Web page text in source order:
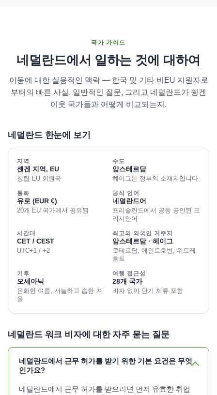
국가 가이드
네덜란드에서 일하는 것에 대하여
이동에 대한 실용적인 맥락 — 한국 및 기타 비EU 지원자로
부터의 빠른 사실, 일반적인 질문, 그리고 네덜란드가 쉥겐
이웃 국가들과 어떻게 비교되는지.
네덜란드 한눈에 보기
지역
셴겐 지역, EU
창립 EU 회원국
수도
암스테르담
헤이그는 정부의 소재지입니다.
통화
유로 (EUR €)
20개 EU 국가에서 공유됨
공식 언어
네덜란드어
프리슬란드에서 공동 공인된 프
리시안어
시간대
CET / CEST
UTC+1 / +2
최고의 외국인 거주지
암스테르담 · 헤이그
로테르담, 에인트호번, 위트레
흐트
기후
오세아닉
온화한 여름, 서늘하고 습한 겨
울
여행 접근성
28개 국가
비자 없이 단기 체류 포함
네덜란드 워크 비자에 대한 자주 묻는 질문
네덜란드에서 근무 허가를 받기 위한 기본 요건은 무엇
인가요?
네덜란드에서 근무 허가를 받으려면 먼저 유효한 취업